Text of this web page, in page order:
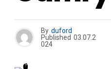
By duford
Published 03.07.2
024